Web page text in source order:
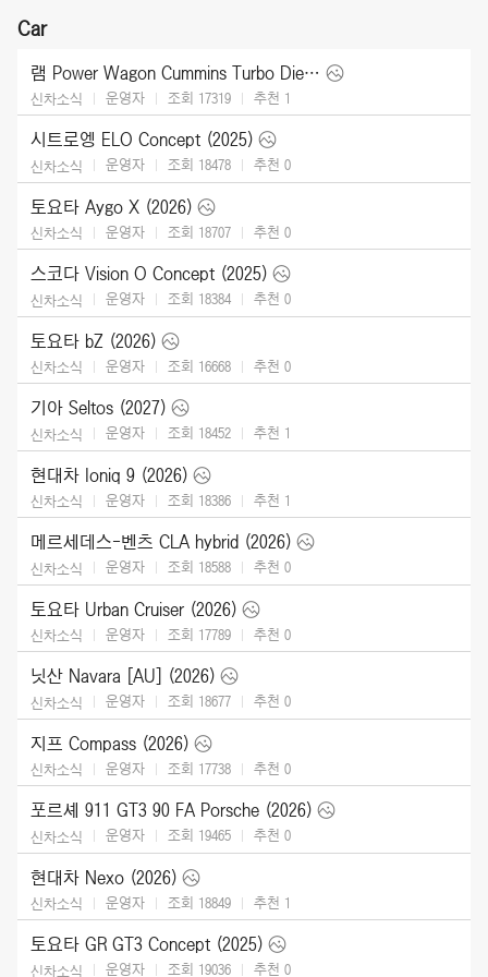
Car
램 Power Wagon Cummins Turbo Diesel (2027)
신차소식 운영자 조회 17319 추천 1
시트로엥 ELO Concept (2025)
신차소식 운영자 조회 18478 추천 0
토요타 Aygo X (2026)
신차소식 운영자 조회 18707 추천 0
스코다 Vision O Concept (2025)
신차소식 운영자 조회 18384 추천 0
토요타 bZ (2026)
신차소식 운영자 조회 16668 추천 0
기아 Seltos (2027)
신차소식 운영자 조회 18452 추천 1
현대차 Ioniq 9 (2026)
신차소식 운영자 조회 18386 추천 1
메르세데스-벤츠 CLA hybrid (2026)
신차소식 운영자 조회 18588 추천 0
토요타 Urban Cruiser (2026)
신차소식 운영자 조회 17789 추천 0
닛산 Navara [AU] (2026)
신차소식 운영자 조회 18677 추천 0
지프 Compass (2026)
신차소식 운영자 조회 17738 추천 0
포르셰 911 GT3 90 FA Porsche (2026)
신차소식 운영자 조회 19465 추천 0
현대차 Nexo (2026)
신차소식 운영자 조회 18849 추천 1
토요타 GR GT3 Concept (2025)
신차소식 운영자 조회 19036 추천 0